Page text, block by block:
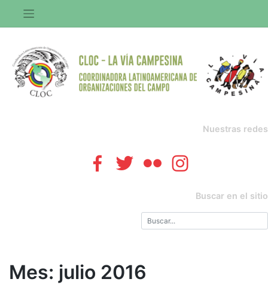
contenido
Nuestras redes
Buscar en el sitio
Mes: julio 2016